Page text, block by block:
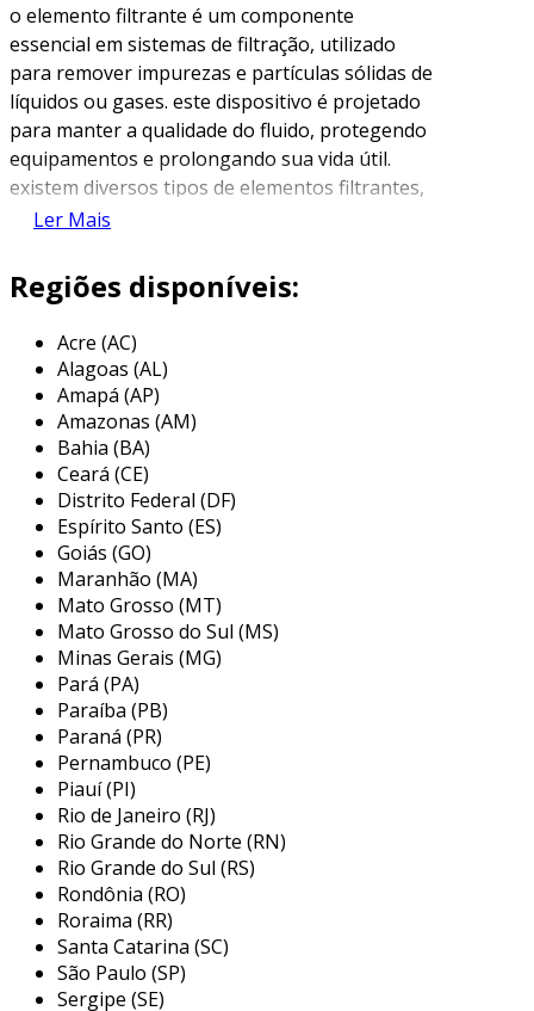
o elemento filtrante é um componente
essencial em sistemas de filtração, utilizado
para remover impurezas e partículas sólidas de
líquidos ou gases. este dispositivo é projetado
para manter a qualidade do fluido, protegendo
equipamentos e prolongando sua vida útil.
existem diversos tipos de elementos filtrantes,
que variam de acordo com a aplicação, a
ambiente em que são utilizados.
em diferentes formatos, tamanhos e materiais,
como fibra sintética, papel, metal ou cerâmica. a
escolha do material e do design correto
depende do tipo de fluido a ser filtrado, das
condições operacionais e do grau de eficiência
desejado na remoção de impurezas.
principais aplicações do elemento
filtrante
os elementos filtrantes são utilizados em
múltiplas indústrias e podem ser aplicados em
diversos processos. suas principais utilizações
abrangem desde sedes industriais até sistemas
de abastecimento de água e automotivos.
algumas das principais aplicações incluem:
indústria alimentar:
garantir a pureza de ingredientes e
produtos finais, evitando contaminação.
tratamento de água:
estações de tratamento, para remover
sólidos em suspensão e melhorar a
qualidade da água potável.
Ler Mais
Regiões disponíveis:
Acre (AC)
Alagoas (AL)
Amapá (AP)
Amazonas (AM)
Bahia (BA)
Ceará (CE)
Distrito Federal (DF)
Espírito Santo (ES)
Goiás (GO)
Maranhão (MA)
Mato Grosso (MT)
Mato Grosso do Sul (MS)
Minas Gerais (MG)
Pará (PA)
Paraíba (PB)
Paraná (PR)
Pernambuco (PE)
Piauí (PI)
Rio de Janeiro (RJ)
Rio Grande do Norte (RN)
Rio Grande do Sul (RS)
Rondônia (RO)
Roraima (RR)
Santa Catarina (SC)
São Paulo (SP)
Sergipe (SE)